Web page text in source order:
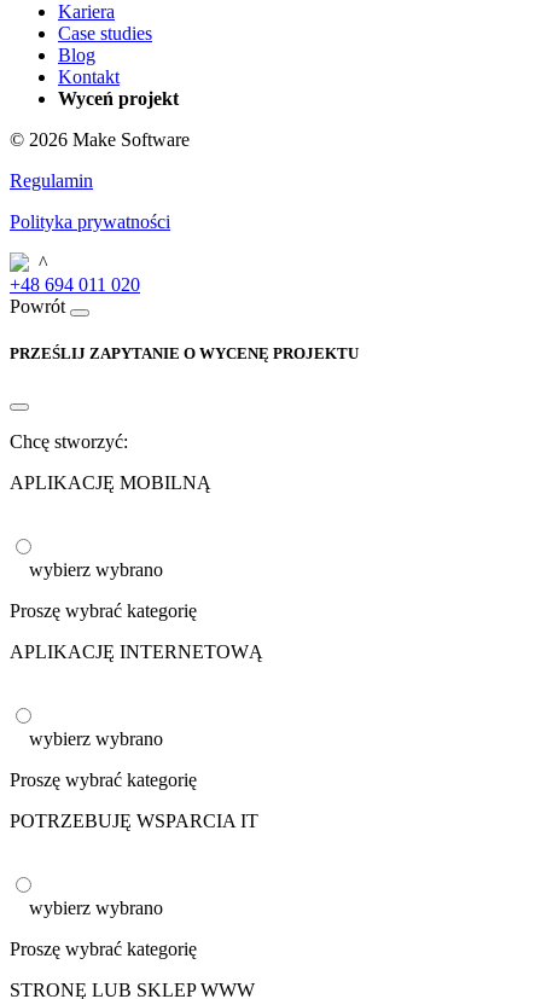
Kariera
Case studies
Blog
Kontakt
Wyceń projekt
© 2026 Make Software
Regulamin
Polityka prywatności
+48 694 011 020
Powrót
PRZEŚLIJ ZAPYTANIE O WYCENĘ PROJEKTU
Chcę stworzyć:
APLIKACJĘ MOBILNĄ
wybierz wybrano
Proszę wybrać kategorię
APLIKACJĘ INTERNETOWĄ
wybierz wybrano
Proszę wybrać kategorię
POTRZEBUJĘ WSPARCIA IT
wybierz wybrano
Proszę wybrać kategorię
STRONĘ LUB SKLEP WWW